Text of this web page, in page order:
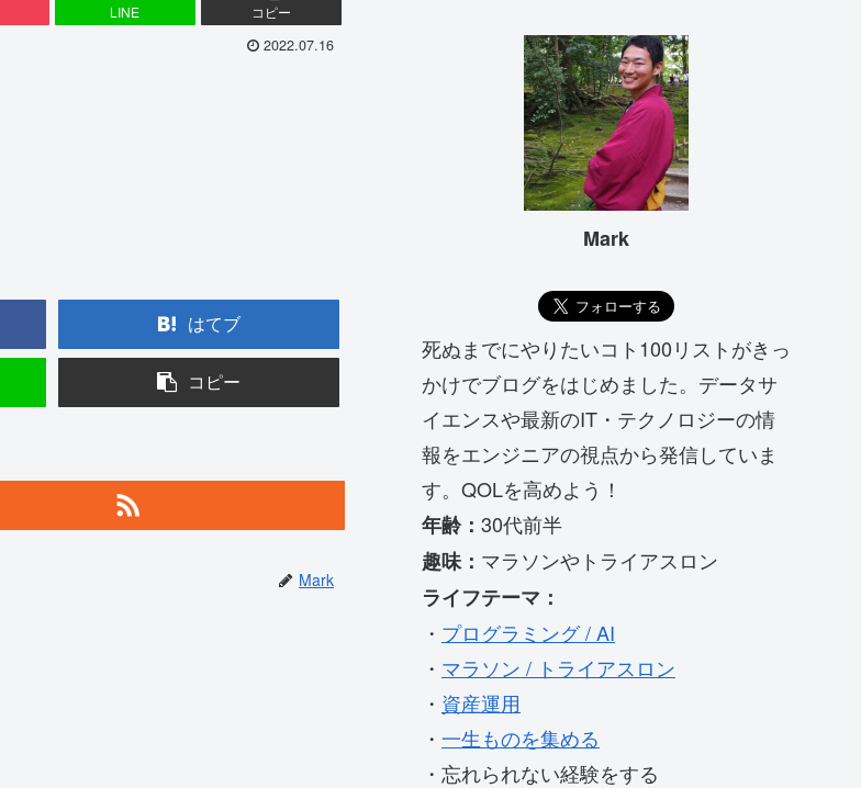
LINE コピー
2022.07.16
はてブ
コピー
Mark
Mark
死ぬまでにやりたいコト100リストがきっ
かけでブログをはじめました。データサ
イエンスや最新のIT・テクノロジーの情
報をエンジニアの視点から発信していま
す。QOLを高めよう！
年齢： 30代前半
趣味： マラソンやトライアスロン
ライフテーマ：
・ プログラミング / AI
・ マラソン / トライアスロン
・ 資産運用
・ 一生ものを集める
・忘れられない経験をする